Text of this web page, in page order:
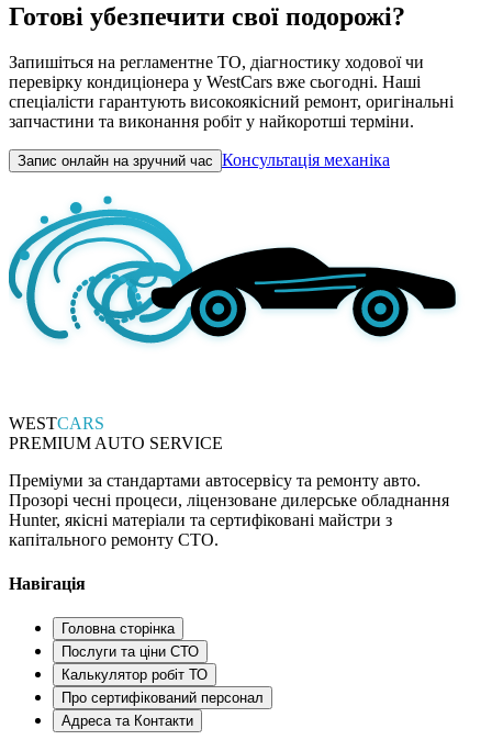
Готові убезпечити свої подорожі?
Запишіться на регламентне ТО, діагностику ходової чи
перевірку кондиціонера у WestCars вже сьогодні. Наші
спеціалісти гарантують високоякісний ремонт, оригінальні
запчастини та виконання робіт у найкоротші терміни.
Запис онлайн на зручний час Консультація механіка
WESTCARS
PREMIUM AUTO SERVICE
Преміуми за стандартами автосервісу та ремонту авто.
Прозорі чесні процеси, ліцензоване дилерське обладнання
Hunter, якісні матеріали та сертифіковані майстри з
капітального ремонту СТО.
Навігація
Головна сторінка
Послуги та ціни СТО
Калькулятор робіт ТО
Про сертифікований персонал
Адреса та Контакти